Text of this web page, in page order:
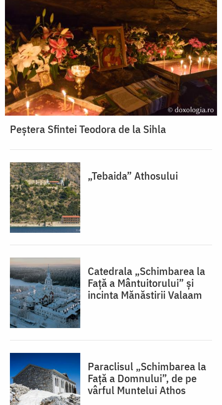
Peștera Sfintei Teodora de la Sihla
„Tebaida” Athosului
Catedrala „Schimbarea la
Față a Mântuitorului” și
incinta Mănăstirii Valaam
Paraclisul „Schimbarea la
Față a Domnului”, de pe
vârful Muntelui Athos